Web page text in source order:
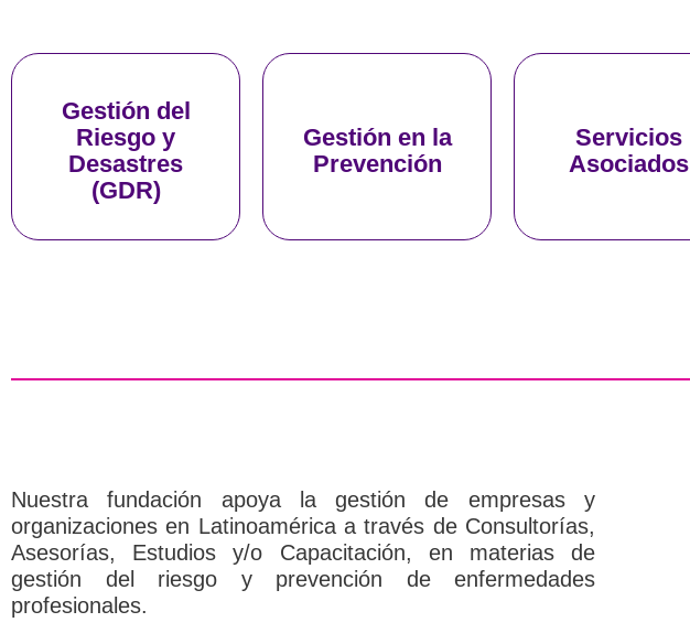
Gestión del
Riesgo y
Desastres
(GDR)
Solicita tu
asesoría
AQUÍ
Gestión en la
Prevención
asesoría
Servicios
Asociados
asesoría
Nuestra fundación apoya la gestión de empresas y
organizaciones en Latinoamérica a través de Consultorías,
Asesorías, Estudios y/o Capacitación, en materias de
gestión del riesgo y prevención de enfermedades
profesionales.